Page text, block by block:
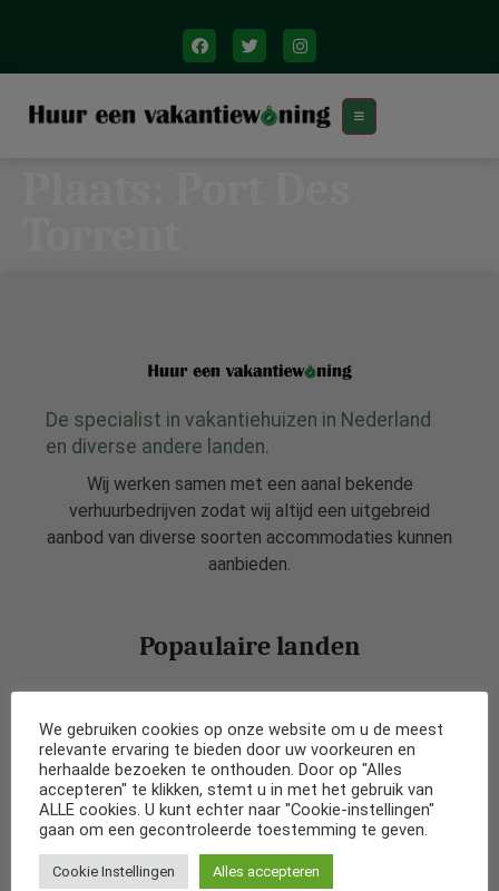
De specialist in vakantiehuizen in Nederland
en diverse andere landen.
Wij werken samen met een aanal bekende
verhuurbedrijven zodat wij altijd een uitgebreid
aanbod van diverse soorten accommodaties kunnen
aanbieden.
Popaulaire landen
Vakantiehuizen in België
Vakantiehuizen in Frankrijk
Vakantiehuizen in Spanje
We gebruiken cookies op onze website om u de meest
relevante ervaring te bieden door uw voorkeuren en
herhaalde bezoeken te onthouden. Door op "Alles
accepteren" te klikken, stemt u in met het gebruik van
ALLE cookies. U kunt echter naar "Cookie-instellingen"
gaan om een gecontroleerde toestemming te geven.
Cookie Instellingen Alles accepteren